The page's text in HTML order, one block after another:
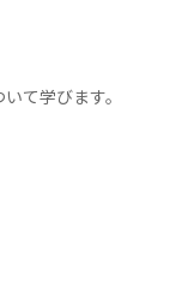
て学びます。